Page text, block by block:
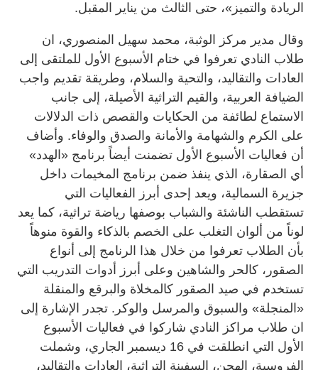
الريادة والتميز»، حتى الثالث من يناير المقبل.
وقال مدير مركز الوثبة، محمد سهيل المنصوري، ان
طلاب النادي تعرفوا في ختام الأسبوع الأول للملتقى إلى
العادات والتقاليد، والتحية والسلام، وطريقة تقديم واجب
الضيافة العربية، والقيم التراثية الأصيلة، إلى جانب
الاستماع لطائفة من الحكايات والقصص ذات الدلالات
على الكرم والشهامة والأمانة والصدق والوفاء. وأضاف
أن فعاليات الأسبوع الأول تضمنت أيضاً برنامج «الهدد»
أي الصقارة، الذي ينفذ ضمن برنامج المخيمات داخل
جزيرة السمالية، ويعد إحدى أبرز الفعاليات التي
تستقطب الناشئة والشباب بوصفها رياضة تراثية، كما يعد
لوناً من ألوان التغلب على الخصم بالذكاء والقوة منوهاً
بأن الطلاب تعرفوا من خلال هذا الرنامج إلى أنواع
الصقور، كالحر والشاهين وعلى أبرز أدوات التدريب التي
تستخدم في صيد الصقور كالمخلاة والبرقع والمنقلة
«المنجلة» والسبوق والمرسل والوكر. تجدر الإشارة إلى
ان طلاب مراكز النادي شاركوا في فعاليات الأسبوع
الأول التي انطلقت في ‬16 ديسمبر الجاري، وشملت
الفروسية، الهجن، السفينة التراثية، العادات والتقاليد،